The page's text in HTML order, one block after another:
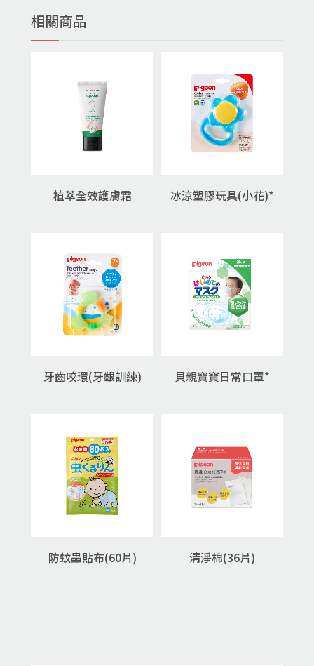
相關商品
植萃全效護膚霜 冰涼塑膠玩具(小花)*
牙齒咬環(牙齦訓練) 貝親寶寶日常口罩*
防蚊蟲貼布(60片) 清淨棉(36片)